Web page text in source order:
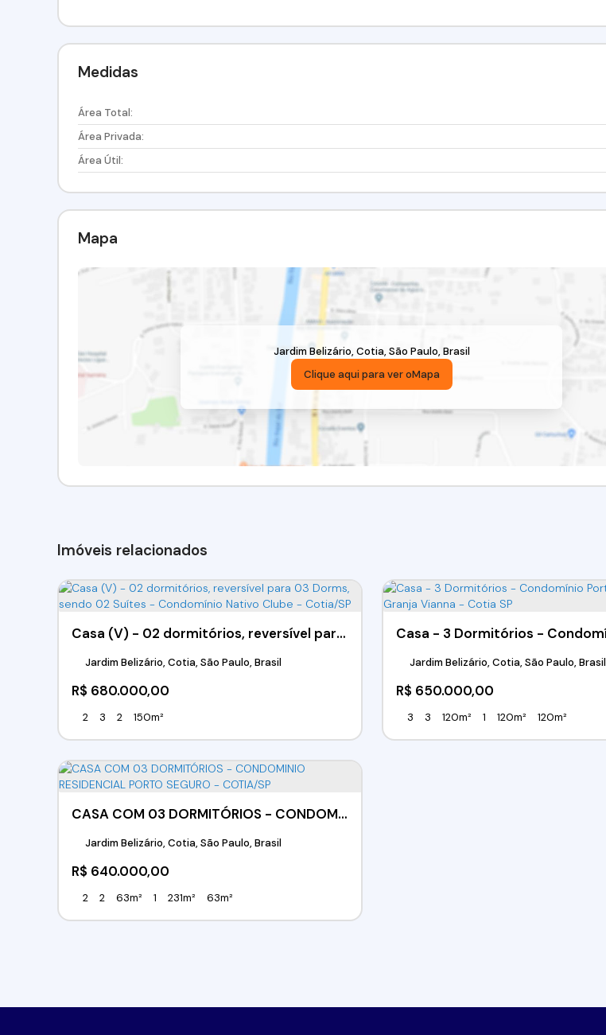
Medidas
Área Total:
Área Privada:
Área Útil:
Mapa
Jardim Belizário, Cotia, São Paulo, Brasil
Clique aqui para ver oMapa
Imóveis relacionados
Casa (V) - 02 dormitórios, reversível para 03 Dorms, sendo 02 Suítes - Condomínio Nativo Clube - Cotia/SP
R$ 680.000,00
Jardim Belizário, Cotia, São Paulo, Brasil
2 3 2 150m²
R$ 650.000,00
Jardim Belizário, Cotia, São Paulo, Brasil
3 3 120m² 1 120m² 120m²
CASA COM 03 DORMITÓRIOS - CONDOMINIO RESIDENCIAL PORTO SEGURO - COTIA/SP
R$ 640.000,00
Jardim Belizário, Cotia, São Paulo, Brasil
2 2 63m² 1 231m² 63m²